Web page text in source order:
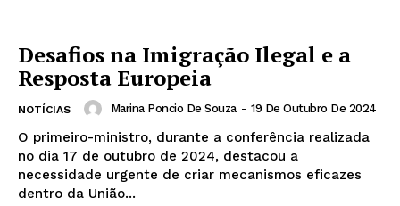
Desafios na Imigração Ilegal e a
Resposta Europeia
NOTÍCIAS Marina Poncio De Souza - 19 De Outubro De 2024
O primeiro-ministro, durante a conferência realizada
no dia 17 de outubro de 2024, destacou a
necessidade urgente de criar mecanismos eficazes
dentro da União...